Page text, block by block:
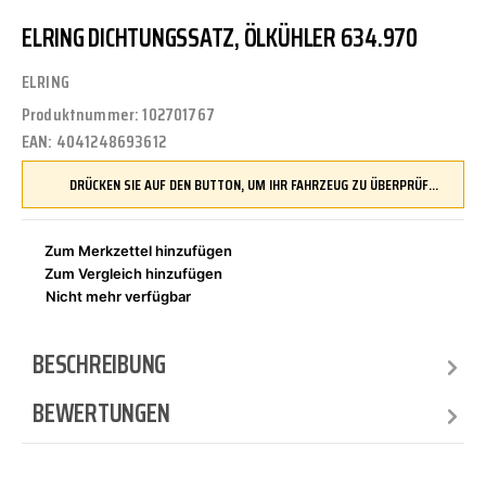
ELRING DICHTUNGSSATZ, ÖLKÜHLER 634.970
ELRING
Produktnummer:102701767
EAN: 4041248693612
DRÜCKEN SIE AUF DEN BUTTON, UM IHR FAHRZEUG ZU ÜBERPRÜFEN UND SICHERZUSTELLEN, DASS DIESES TEIL KOMPATIBEL IST, BEVOR SIE ES BESTELLEN
Zum Merkzettel hinzufügen
Zum Vergleich hinzufügen
Nicht mehr verfügbar
BESCHREIBUNG
BEWERTUNGEN